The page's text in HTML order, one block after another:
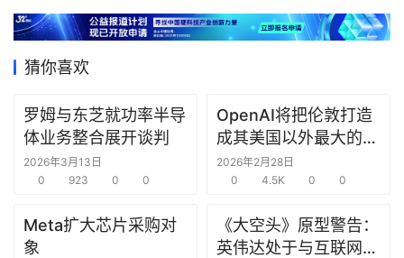
度
产
数
据
报
告
猜你喜欢
罗姆与东芝就功率半导
体业务整合展开谈判
2026年3月13日
0
923 0 0
OpenAI将把伦敦打造
成其美国以外最大的研
究中心
2026年2月28日
0
4.5K 0 0
Meta扩大芯片采购对
象
《大空头》原型警告：
英伟达处于与互联网泡